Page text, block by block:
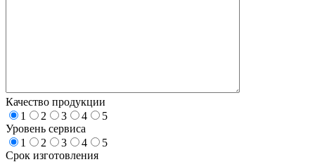
Качество продукции
1
2 3 4
5
Уровень сервиса
1
2 3 4
5
Срок изготовления